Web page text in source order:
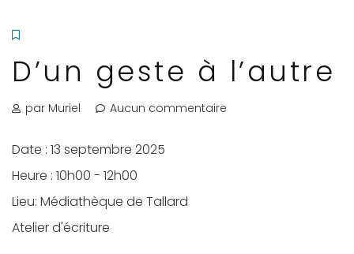
D’un geste à l’autre
par Muriel Aucun commentaire
Date : 13 septembre 2025
Heure : 10h00 - 12h00
Lieu: Médiathèque de Tallard
Atelier d'écriture